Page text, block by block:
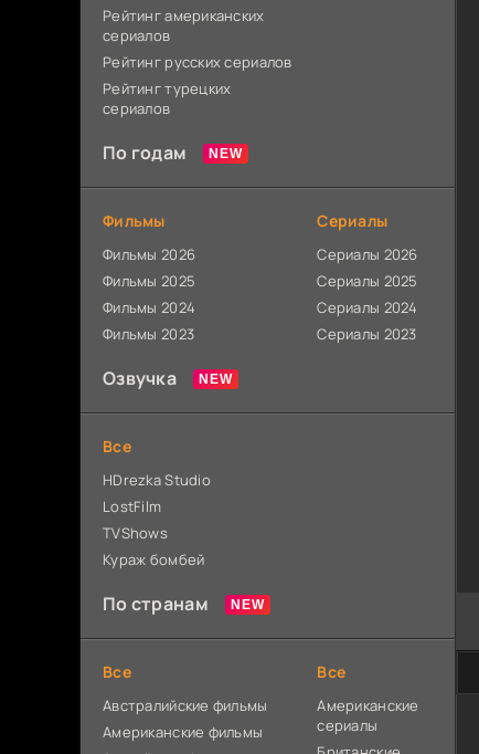
Рейтинг американских
сериалов
Рейтинг русских сериалов
Рейтинг турецких
сериалов
По годам
Фильмы
Фильмы 2026
Фильмы 2025
Фильмы 2024
Фильмы 2023
Сериалы
Сериалы 2026
Сериалы 2025
Сериалы 2024
Сериалы 2023
Озвучка
Все
HDrezka Studio
LostFilm
TVShows
Кураж бомбей
По странам
Все
Австралийские фильмы
Американские фильмы
Все
Американские
сериалы